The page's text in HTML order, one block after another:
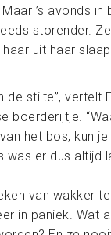
’s avonds in
storender.
uit haar
de stilte”, vertelt
boerderijtje.
het bos, kun
was er dus altijd
van wakker
in paniek. Wat